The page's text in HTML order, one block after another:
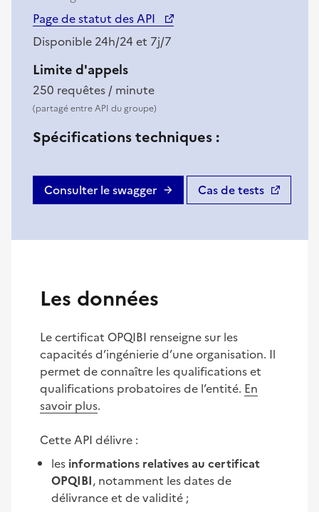
Page de statut des API
(nouvelle fenêtre)
Disponible 24h/24 et 7j/7
Limite d'appels
250 requêtes / minute
(partagé entre API du groupe)
Spécifications techniques :
Consulter le swagger Cas de tests
(nouvelle fenêtre)
Les données
Le certificat OPQIBI renseigne sur les
capacités d’ingénierie d’une organisation. Il
permet de connaître les qualifications et
qualifications probatoires de l’entité. En
savoir plus.
Cette API délivre :
les informations relatives au certificat
OPQIBI, notamment les dates de
délivrance et de validité ;